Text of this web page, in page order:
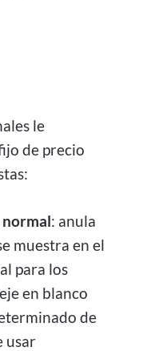
le
de precio
: anula
muestra en el
para los
en blanco
de
usar